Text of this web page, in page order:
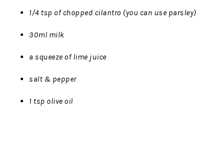
1/4 tsp of chopped cilantro (you can use parsley)
30ml milk
a squeeze of lime juice
salt & pepper
1 tsp olive oil